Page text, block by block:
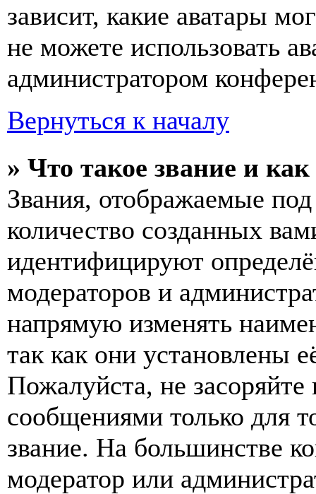
зависит, какие аватары
не можете использовать
администратором
Вернуться к началу
» Что такое звание и
Звания, отображаемые
количество созданных
идентифицируют
модераторов и
напрямую изменять
так как они установлены
Пожалуйста, не
сообщениями только для
звание. На большинстве
модератор или